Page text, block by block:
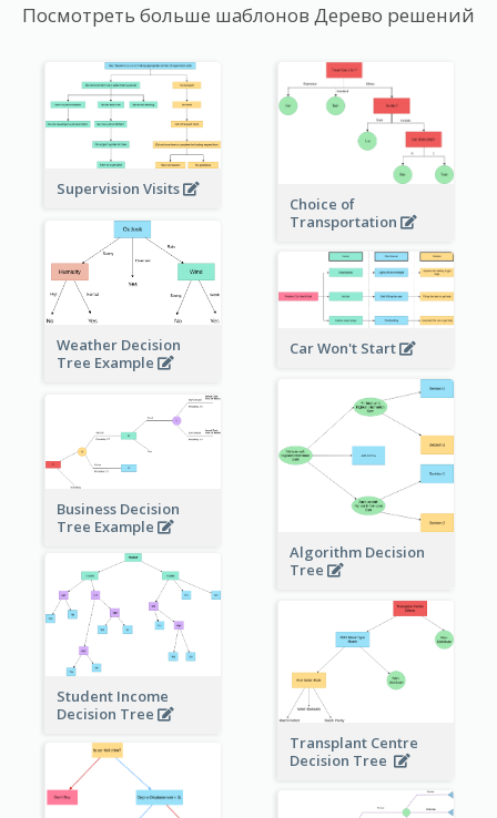
Посмотреть больше шаблонов Дерево решений
Supervision Visits
Choice of
Transportation
Weather Decision
Tree Example
Car Won't Start
Algorithm Decision
Tree
Business Decision
Tree Example
Student Income
Decision Tree
Transplant Centre
Decision Tree